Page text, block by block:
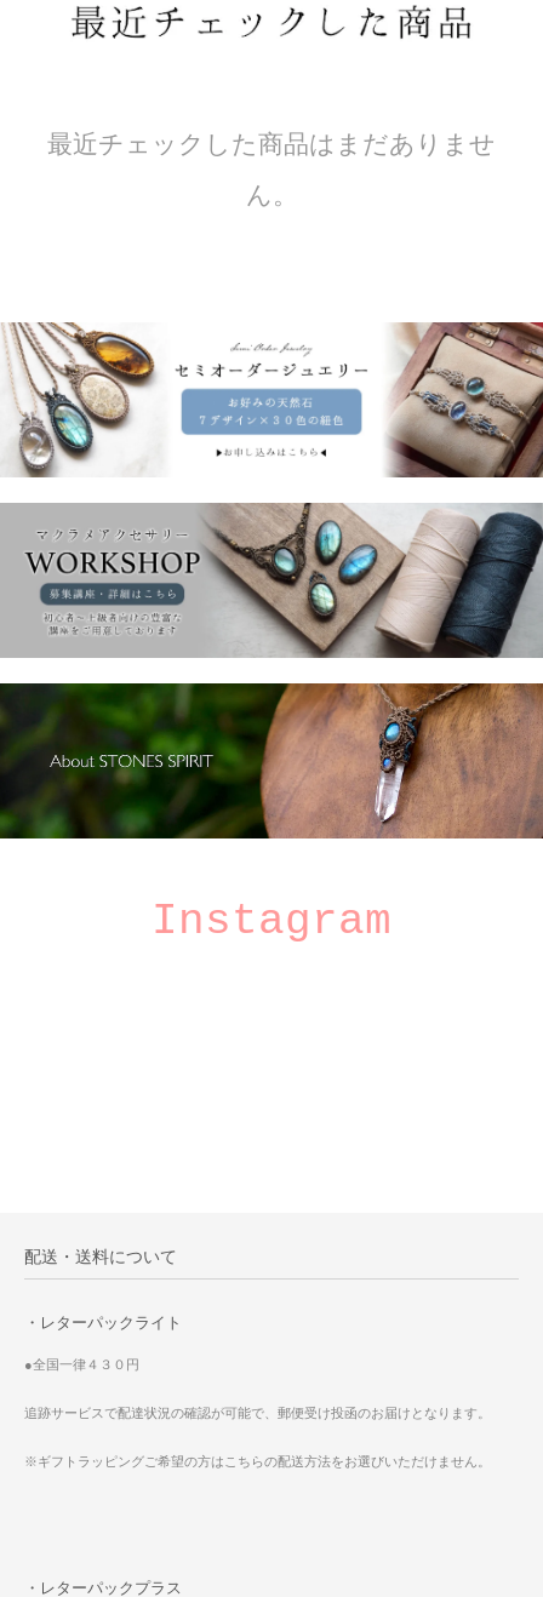
最近チェックした商品はまだありませ
ん。
Instagram
配送・送料について
・レターパックライト
●全国一律４３０円
追跡サービスで配達状況の確認が可能で、郵便受け投函のお届けとなります。
※ギフトラッピングご希望の方はこちらの配送方法をお選びいただけません。
・レターパックプラス